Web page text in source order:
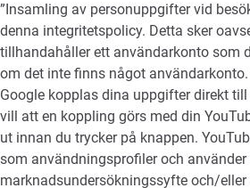
”Insamling av personuppgifter vid
denna integritetspolicy. Detta sker
tillhandahåller ett användarkonto som
om det inte finns något
Google kopplas dina uppgifter direkt
vill att en koppling görs med din
ut innan du trycker på knappen.
som användningsprofiler och använder
marknadsundersökningssyfte och/